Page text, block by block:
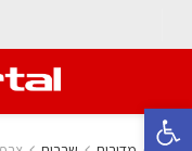
פתח סרגל נגישות